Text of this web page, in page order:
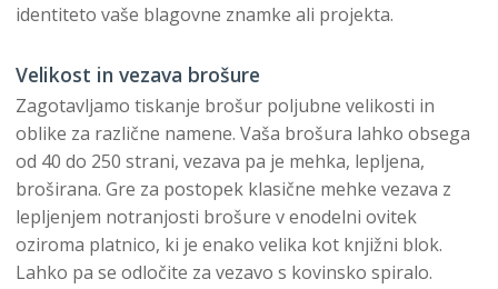
identiteto vaše blagovne znamke ali projekta.
Velikost in vezava brošure
Zagotavljamo tiskanje brošur poljubne velikosti in
oblike za različne namene. Vaša brošura lahko obsega
od 40 do 250 strani, vezava pa je mehka, lepljena,
broširana. Gre za postopek klasične mehke vezava z
lepljenjem notranjosti brošure v enodelni ovitek
oziroma platnico, ki je enako velika kot knjižni blok.
Lahko pa se odločite za vezavo s kovinsko spiralo.